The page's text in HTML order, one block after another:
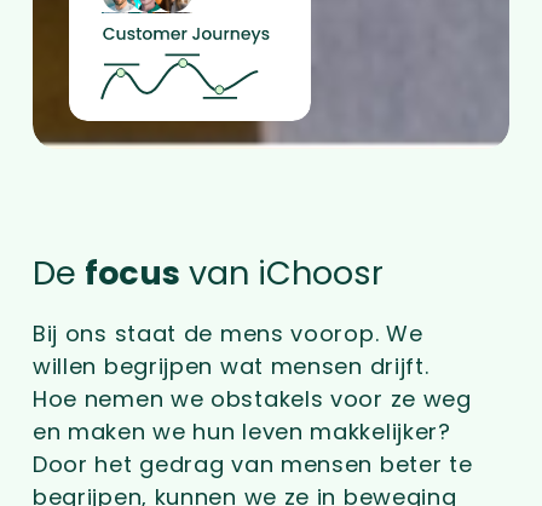
De focus van iChoosr
Bij ons staat de mens voorop. We
willen begrijpen wat mensen drijft.
Hoe nemen we obstakels voor ze weg
en maken we hun leven makkelijker?
Door het gedrag van mensen beter te
begrijpen, kunnen we ze in beweging